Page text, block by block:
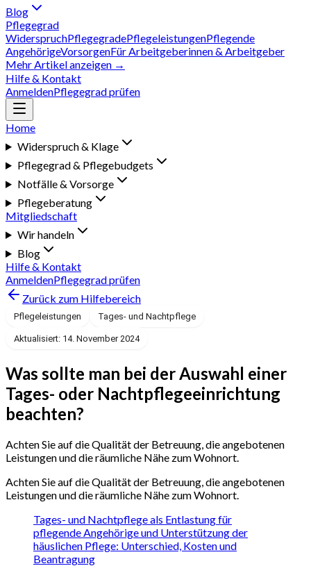
Blog
Pflegegrad
WiderspruchPflegegradePflegeleistungenPflegende
AngehörigeVorsorgenFür Arbeitgeberinnen & Arbeitgeber
Mehr Artikel anzeigen →
Hilfe & Kontakt
AnmeldenPflegegrad prüfen
Home
Widerspruch & Klage
Pflegegrad & Pflegebudgets
Notfälle & Vorsorge
Pflegeberatung
Mitgliedschaft
Wir handeln
Blog
Hilfe & Kontakt
AnmeldenPflegegrad prüfen
Zurück zum Hilfebereich
Pflegeleistungen Tages- und Nachtpflege
Aktualisiert: 14. November 2024
Was sollte man bei der Auswahl einer
Tages- oder Nachtpflegeeinrichtung
beachten?
Achten Sie auf die Qualität der Betreuung, die angebotenen
Leistungen und die räumliche Nähe zum Wohnort.
Achten Sie auf die Qualität der Betreuung, die angebotenen
Leistungen und die räumliche Nähe zum Wohnort.
Tages- und Nachtpflege als Entlastung für
pflegende Angehörige und Unterstützung der
häuslichen Pflege: Unterschied, Kosten und
Beantragung